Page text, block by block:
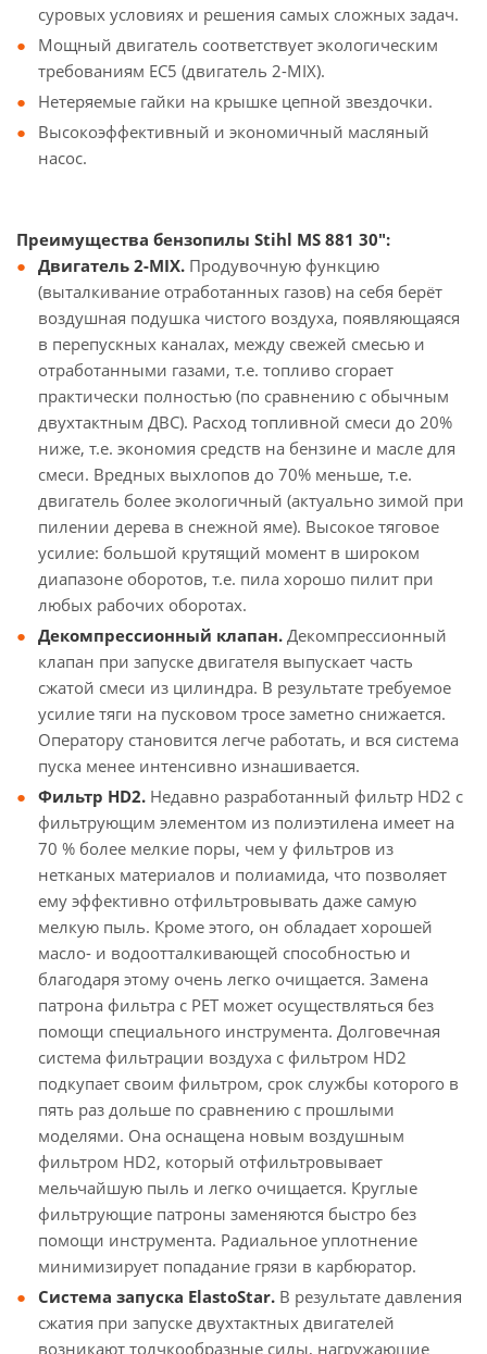
суровых условиях и решения самых сложных задач.
Мощный двигатель соответствует экологическим
требованиям ЕС5 (двигатель 2-MIX).
Нетеряемые гайки на крышке цепной звездочки.
Высокоэффективный и экономичный масляный
насос.
Преимущества бензопилы Stihl MS 881 30":
Двигатель 2-MIX. Продувочную функцию
(выталкивание отработанных газов) на себя берёт
воздушная подушка чистого воздуха, появляющаяся
в перепускных каналах, между свежей смесью и
отработанными газами, т.е. топливо сгорает
практически полностью (по сравнению с обычным
двухтактным ДВС). Расход топливной смеси до 20%
ниже, т.е. экономия средств на бензине и масле для
смеси. Вредных выхлопов до 70% меньше, т.е.
двигатель более экологичный (актуально зимой при
пилении дерева в снежной яме). Высокое тяговое
усилие: большой крутящий момент в широком
диапазоне оборотов, т.е. пила хорошо пилит при
любых рабочих оборотах.
Декомпрессионный клапан. Декомпрессионный
клапан при запуске двигателя выпускает часть
сжатой смеси из цилиндра. В результате требуемое
усилие тяги на пусковом тросе заметно снижается.
Оператору становится легче работать, и вся система
пуска менее интенсивно изнашивается.
Фильтр HD2. Недавно разработанный фильтр HD2 с
фильтрующим элементом из полиэтилена имеет на
70 % более мелкие поры, чем у фильтров из
нетканых материалов и полиамида, что позволяет
ему эффективно отфильтровывать даже самую
мелкую пыль. Кроме этого, он обладает хорошей
масло- и водоотталкивающей способностью и
благодаря этому очень легко очищается. Замена
патрона фильтра с PET может осуществляться без
помощи специального инструмента. Долговечная
система фильтрации воздуха с фильтром HD2
подкупает своим фильтром, срок службы которого в
пять раз дольше по сравнению с прошлыми
моделями. Она оснащена новым воздушным
фильтром HD2, который отфильтровывает
мельчайшую пыль и легко очищается. Круглые
фильтрующие патроны заменяются быстро без
помощи инструмента. Радиальное уплотнение
минимизирует попадание грязи в карбюратор.
Система запуска ElastoStar. В результате давления
сжатия при запуске двухтактных двигателей
возникают толчкообразные силы, нагружающие